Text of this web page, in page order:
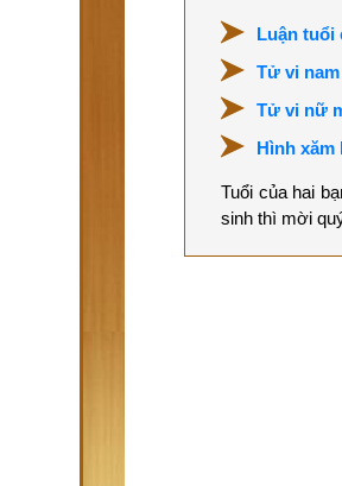
Luận tuổi
Tử vi nam
Tử vi nữ
Hình xăm
Tuổi của hai
sinh thì mời